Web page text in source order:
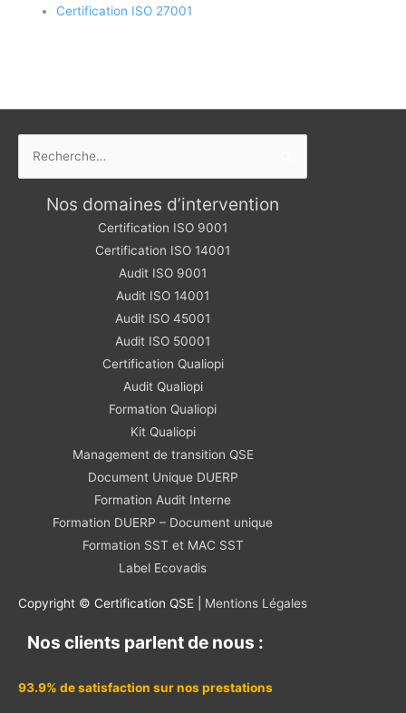
Certification ISO 27001
Nos domaines d’intervention
Certification ISO 9001
Certification ISO 14001
Audit ISO 9001
Audit ISO 14001
Audit ISO 45001
Audit ISO 50001
Certification Qualiopi
Audit Qualiopi
Formation Qualiopi
Kit Qualiopi
Management de transition QSE
Document Unique DUERP
Formation Audit Interne
Formation DUERP – Document unique
Formation SST et MAC SST
Label Ecovadis
Copyright © Certification QSE | Mentions Légales
Nos clients parlent de nous :
93.9% de satisfaction sur nos prestations